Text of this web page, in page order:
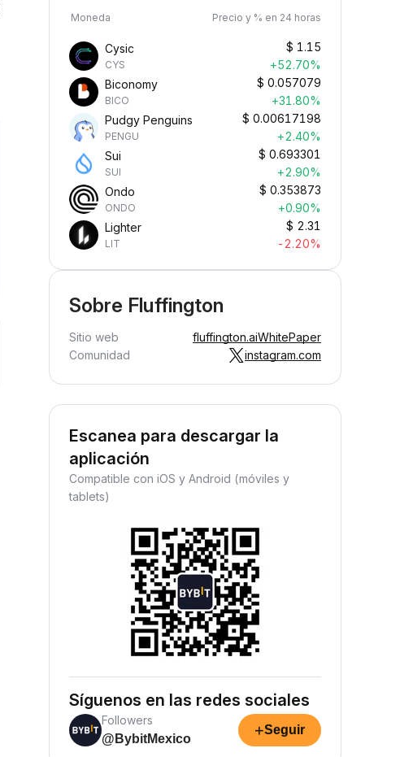
Moneda Precio y % en 24 horas
Cysic
CYS
$ 1.15
+52.70%
Biconomy
BICO
$ 0.057079
+31.80%
Pudgy Penguins
PENGU
$ 0.00617198
+2.40%
Sui
SUI
$ 0.693301
+2.90%
Ondo
ONDO
$ 0.353873
+0.90%
Lighter
LIT
$ 2.31
-2.20%
Sobre Fluffington
Sitio web fluffington.aiWhitePaper
Comunidad
instagram.com
Escanea para descargar la
aplicación
Compatible con iOS y Android (móviles y
tablets)
Síguenos en las redes sociales
Followers
@BybitMexico
+Seguir